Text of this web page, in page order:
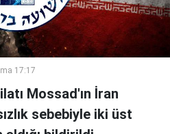
17:17
Mossad'ın İran
sebebiyle iki üst